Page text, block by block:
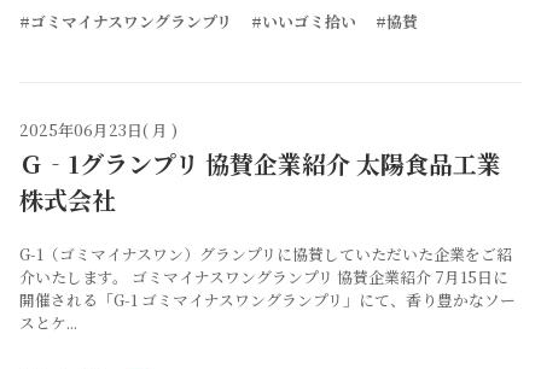
#ゴミマイナスワングランプリ #いいゴミ拾い #協賛
2025年06月23日( 月 )
Ｇ‐1グランプリ 協賛企業紹介 太陽食品工業
株式会社
G-1（ゴミマイナスワン）グランプリに協賛していただいた企業をご紹
介いたします。 ゴミマイナスワングランプリ 協賛企業紹介 7月15日に
開催される「G-1 ゴミマイナスワングランプリ」にて、香り豊かなソー
スとケ...